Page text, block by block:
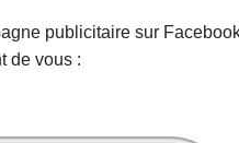
publicitaire sur
de vous :